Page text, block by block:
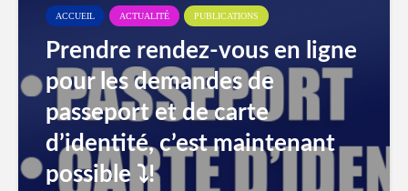
ACCUEIL ACTUALITÉ PUBLICATIONS
Prendre rendez-vous en ligne
pour les demandes de
passeport et de carte
d’identité, c’est maintenant
possible ⤵️!